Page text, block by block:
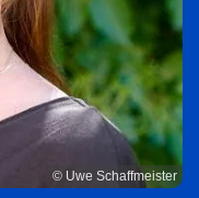
© Uwe Schaffmeister